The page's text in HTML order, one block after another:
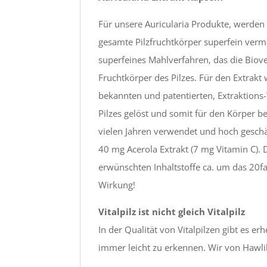
Für unsere Auricularia Produkte,
gesamte Pilzfruchtkörper superfein
superfeines Mahlverfahren, das die
Fruchtkörper des Pilzes. Für den
bekannten und patentierten,
Pilzes gelöst und somit für den Körper
vielen Jahren verwendet und hoch
40 mg Acerola Extrakt (7 mg Vitamin
erwünschten Inhaltstoffe ca. um das
Wirkung!
Vitalpilz ist nicht gleich Vitalpilz
In der Qualität von Vitalpilzen gibt es
immer leicht zu erkennen. Wir von